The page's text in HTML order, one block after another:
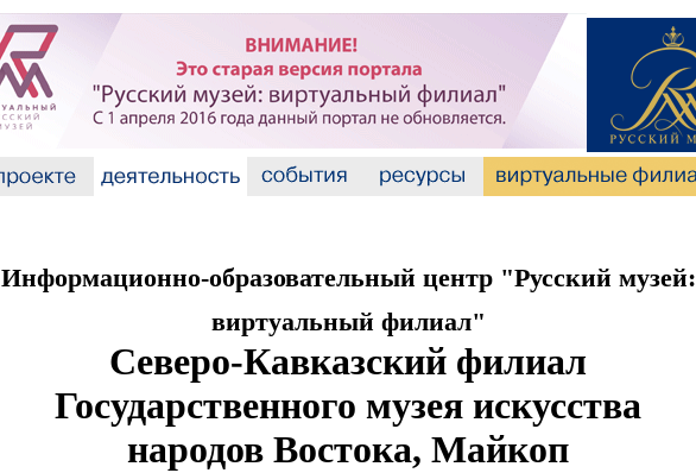
Информационно-образовательный центр "Русский музей:
виртуальный филиал"
Северо-Кавказский филиал
Государственного музея искусства
народов Востока, Майкоп